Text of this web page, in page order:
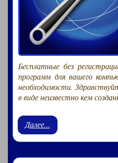
Бесплатные без
программ для вашего
необходимости.
в виде неизвестно кем
Далее...